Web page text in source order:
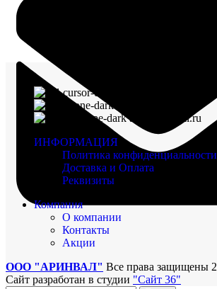
г. Воронеж, пр-кт
arinval@mail.ru
ИНФОРМАЦИЯ
Политика конфиденциальности
Доставка и Оплата
Реквизиты
Компания
О компании
Контакты
Акции
ООО "АРИНВАЛ" Все права защищены
Сайт разработан в студии "Сайт 36"